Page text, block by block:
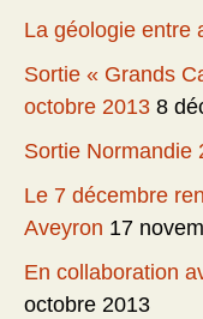
La géologie entre
Sortie « Grands
octobre 2013 8
Sortie
Le 7 décembre
Aveyron 17
En collaboration
octobre 2013